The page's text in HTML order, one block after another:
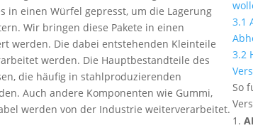
in einen Würfel gepresst, um die Lagerung
Wir bringen diese Pakete in einen
werden. Die dabei entstehenden Kleinteile
werden. Die Hauptbestandteile des
die häufig in stahlproduzierenden
Auch andere Komponenten wie Gummi,
werden von der Industrie weiterverarbeitet.
3.1
3.2
So